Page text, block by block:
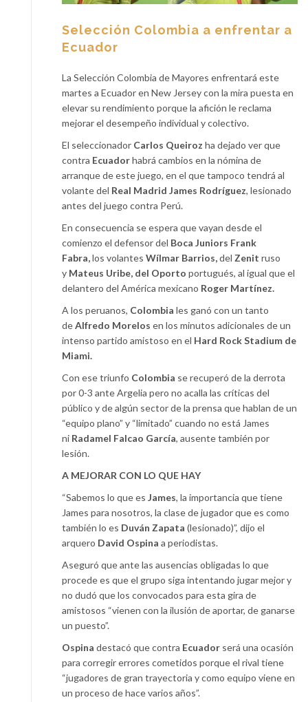
Selección Colombia a enfrentar a
Ecuador
La Selección Colombia de Mayores enfrentará este
martes a Ecuador en New Jerseycon la mira puesta en
elevar su rendimiento porque la afición le reclama
mejorar el desempeño individual y colectivo.
El seleccionador Carlos Queiroz ha dejado ver que
contra Ecuadorhabrá cambios en la nómina de
arranque de este juego, en el que tampoco tendrá al
volante del Real Madrid James Rodríguez, lesionado
antes del juego contra Perú.
En consecuencia se espera que vayan desde el
comienzo el defensor del Boca Juniors Frank
Fabra,los volantes Wílmar Barrios,del Zenit ruso
y Mateus Uribe, del Oporto portugués, al igual que el
delantero del América mexicano Roger Martínez.
A los peruanos, Colombia les ganó con un tanto
deAlfredo Morelos en los minutos adicionales de un
intenso partido amistoso en el Hard Rock Stadium de
Miami.
Con ese triunfo Colombia se recuperó de la derrota
por 0-3 ante Argelia pero no acalla las críticas del
público y de algún sector de la prensa que hablan de un
“equipo plano” y “limitado” cuando no está James
ni Radamel Falcao García, ausente también por
lesión.
A MEJORAR CON LO QUE HAY
“Sabemos lo que es James, la importancia que tiene
James para nosotros, la clase de jugador que es como
también lo es Duván Zapata (lesionado)”, dijo el
arquero David Ospina a periodistas.
Aseguró que ante las ausencias obligadas lo que
procede es que el grupo siga intentando jugar mejor y
no dudó que los convocados para esta gira de
amistosos “vienen con la ilusión de aportar, de ganarse
un puesto”.
Ospina destacó que contra Ecuador será una ocasión
para corregir errores cometidos porque el rival tiene
“jugadores de gran trayectoria y como equipo viene en
un proceso de hace varios años”.